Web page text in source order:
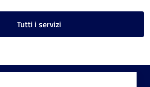
Tutti i servizi